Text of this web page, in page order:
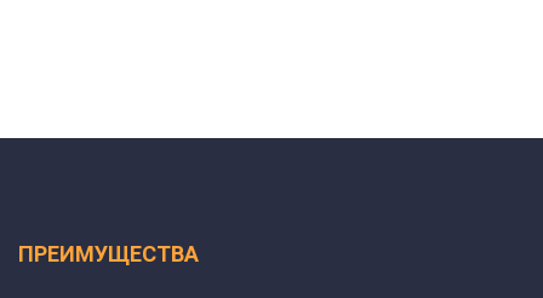
ПРЕИМУЩЕСТВА